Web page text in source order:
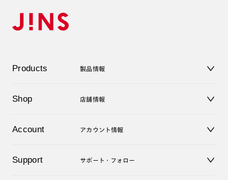
Products 製品情報
サングラス
コンタクトレンズ
アクセサリー
Shop 店舗情報
オンラインショップ
Account アカウント情報
ログアウト
Support サポート・フォロー